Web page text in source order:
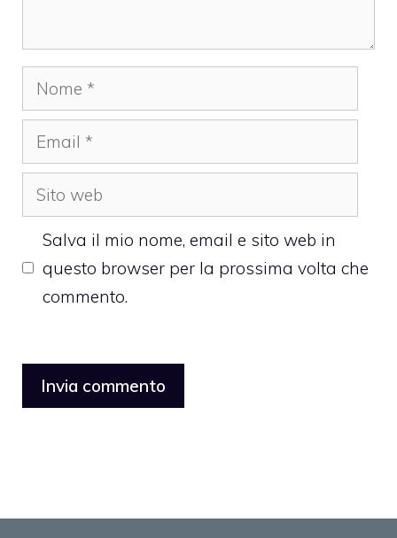
Nome
Email
Sito
web
Salva il mio nome, email e sito web in
questo browser per la prossima volta che
commento.